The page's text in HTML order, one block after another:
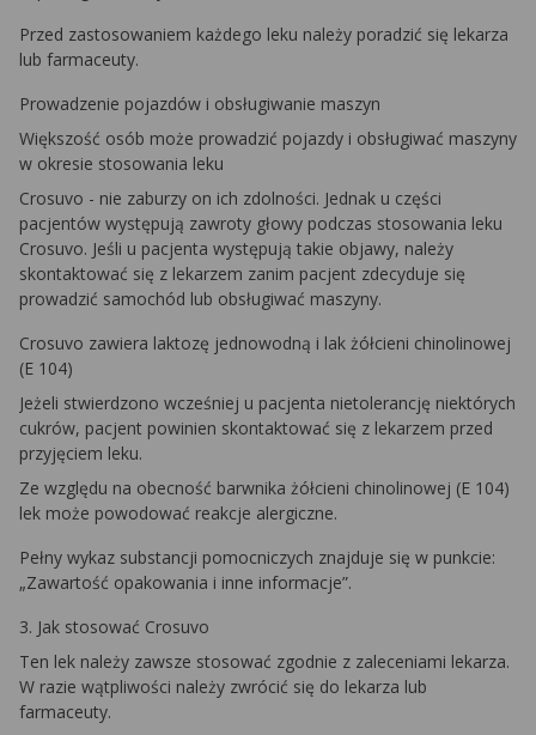
Przed zastosowaniem każdego leku należy poradzić się lekarza
lub farmaceuty.
Prowadzenie pojazdów i obsługiwanie maszyn
Większość osób może prowadzić pojazdy i obsługiwać maszyny
w okresie stosowania leku
Crosuvo - nie zaburzy on ich zdolności. Jednak u części
pacjentów występują zawroty głowy podczas stosowania leku
Crosuvo. Jeśli u pacjenta występują takie objawy, należy
skontaktować się z lekarzem zanim pacjent zdecyduje się
prowadzić samochód lub obsługiwać maszyny.
Crosuvo zawiera laktozę jednowodną i lak żółcieni chinolinowej
(E 104)
Jeżeli stwierdzono wcześniej u pacjenta nietolerancję niektórych
cukrów, pacjent powinien skontaktować się z lekarzem przed
przyjęciem leku.
Ze względu na obecność barwnika żółcieni chinolinowej (E 104)
lek może powodować reakcje alergiczne.
Pełny wykaz substancji pomocniczych znajduje się w punkcie:
„Zawartość opakowania i inne informacje”.
3. Jak stosować Crosuvo
Ten lek należy zawsze stosować zgodnie z zaleceniami lekarza.
W razie wątpliwości należy zwrócić się do lekarza lub
farmaceuty.